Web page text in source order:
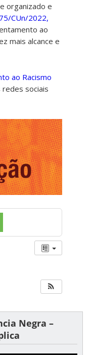
organizado e
CUn/2022,
ao
mais alcance e
ao Racismo
redes sociais
Negra –